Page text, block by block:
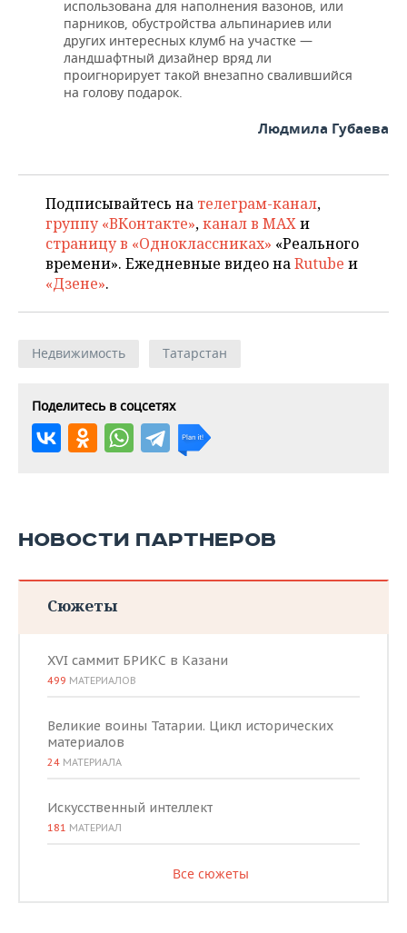
использована для наполнения вазонов, или
парников, обустройства альпинариев или
других интересных клумб на участке —
ландшафтный дизайнер вряд ли
проигнорирует такой внезапно свалившийся
на голову подарок.
Людмила Губаева
Подписывайтесь на телеграм-канал,
группу «ВКонтакте»,канал в MAXи
страницу в «Одноклассниках» «Реального
времени». Ежедневные видео наRutube и
«Дзене».
Недвижимость Татарстан
Поделитесь в соцсетях
НОВОСТИ ПАРТНЕРОВ
Сюжеты
XVI саммит БРИКС в Казани
499 МАТЕРИАЛОВ
Великие воины Татарии. Цикл исторических
материалов
24 МАТЕРИАЛА
Искусственный интеллект
181 МАТЕРИАЛ
Все сюжеты